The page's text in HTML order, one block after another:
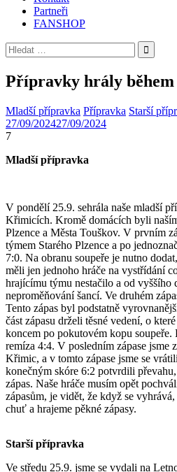
Partneři
FANSHOP
Vyhledávání
Přípravky hrály
Mladší přípravka Přípravka Starší
27/09/202427/09/2024
7
Mladší přípravka
V pondělí 25.9. sehrála naše mladší
Křimicích. Kromě domácích byli
Plzence a Města Touškov. V prvním
týmem Starého Plzence a po
7:0. Na obranu soupeře je nutno
měli jen jednoho hráče na vystřídání
hrajícímu týmu nestačilo a od vyššího
neproměňování šancí. Ve druhém
Tento zápas byl podstatně
část zápasu drželi těsné vedení, o
koncem po pokutovém kopu
remíza 4:4. V posledním zápase jsme
Křimic, a v tomto zápase jsme se
konečným skóre 6:2 potvrdili
zápas. Naše hráče musím opět
zápasům, je vidět, že když se
chuť a hrajeme pěkné zápasy.
Starší přípravka
Ve středu 25.9. jsme se vydali na